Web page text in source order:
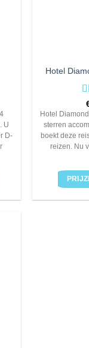
U
D-
Hotel
Hotel
sterren
boekt deze
reizen. Nu